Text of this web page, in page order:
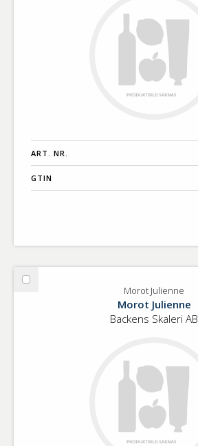
ART. NR.
GTIN
Välj
Morot Julienne
Morot Julienne
Backens Skaleri AB